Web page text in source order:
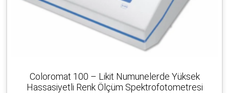
Coloromat 100 – Likit Numunelerde Yüksek
Hassasiyetli Renk Ölçüm Spektrofotometresi